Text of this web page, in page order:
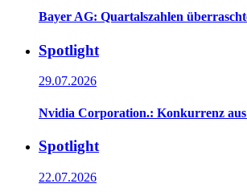
Bayer AG: Quartalszahlen
Spotlight
29.07.2026
Nvidia Corporation.: Konkurrenz
Spotlight
22.07.2026